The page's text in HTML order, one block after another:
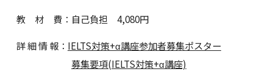
教 材 費：自己負担 4,080円
詳 細 情 報： IELTS対策+α講座参加者募集ポスター
募集要項(IELTS対策+α講座)